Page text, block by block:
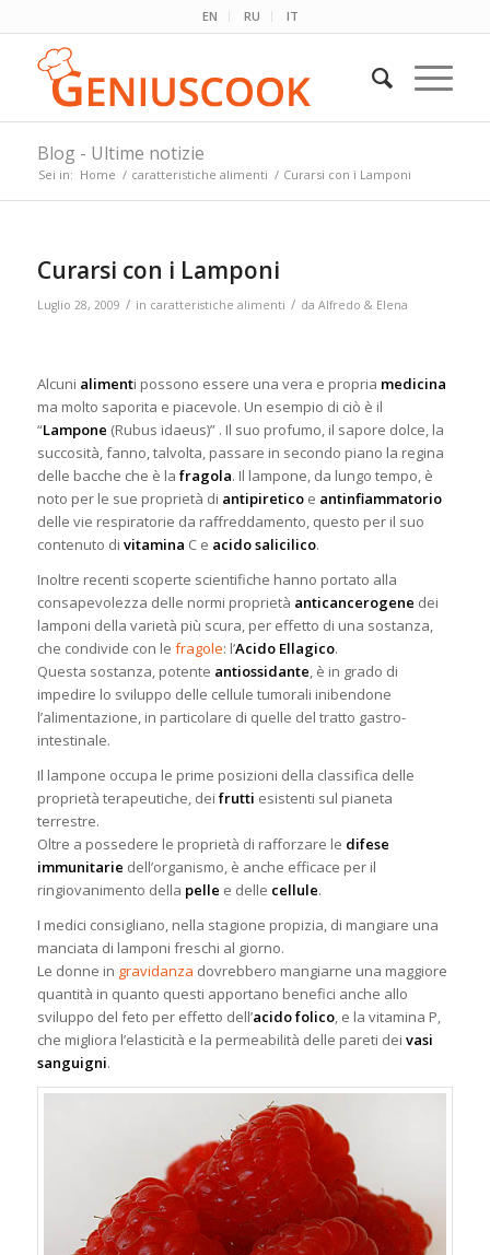
EN RU IT
Blog - Ultime notizie
Sei in: Home / caratteristiche alimenti / Curarsi con i Lamponi
Curarsi con i Lamponi
Luglio 28, 2009 / in caratteristiche alimenti / da Alfredo & Elena
Alcuni alimenti possono essere una vera e propria medicina
ma molto saporita e piacevole. Un esempio di ciò è il
“Lampone (Rubus idaeus)” . Il suo profumo, il sapore dolce, la
succosità, fanno, talvolta, passare in secondo piano la regina
delle bacche che è la fragola. Il lampone, da lungo tempo, è
noto per le sue proprietà di antipireticoe antinfiammatorio
delle vie respiratorie da raffreddamento, questo per il suo
contenuto di vitamina C e acido salicilico.
Inoltre recenti scoperte scientifiche hanno portato alla
consapevolezza delle normi proprietà anticancerogene dei
lamponi della varietà più scura, per effetto di una sostanza,
che condivide con le fragole: l’Acido Ellagico.
Questa sostanza, potente antiossidante, è in grado di
impedire lo sviluppo delle cellule tumorali inibendone
l’alimentazione, in particolare di quelle del tratto gastro-
intestinale.
Il lampone occupa le prime posizioni della classifica delle
proprietà terapeutiche, dei frutti esistenti sul pianeta
terrestre.
Oltre a possedere le proprietà di rafforzare le difese
immunitarie dell’organismo, è anche efficace per il
ringiovanimento della pelle e delle cellule.
I medici consigliano, nella stagione propizia, di mangiare una
manciata di lamponi freschi al giorno.
Le donne in gravidanza dovrebbero mangiarne una maggiore
quantità in quanto questi apportano benefici anche allo
sviluppo del feto per effetto dell’acido folico, e la vitamina P,
che migliora l’elasticità e la permeabilità delle pareti dei vasi
sanguigni.